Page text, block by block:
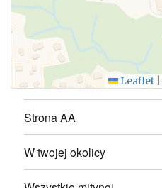
Leaflet
Strona AA
W twojej okolicy